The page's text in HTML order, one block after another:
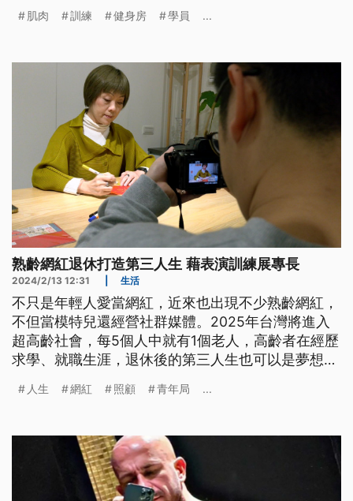
避免運動傷害？
肌肉 訓練 健身房 學員 ...
熟齡網紅退休打造第三人生 藉表演訓練展專長
2024/2/13 12:31 生活
不只是年輕人愛當網紅，近來也出現不少熟齡網紅，
不但當模特兒還經營社群媒體。2025年台灣將進入
超高齡社會，每5個人中就有1個老人，高齡者在經歷
求學、就職生涯，退休後的第三人生也可以是夢想的
人生 網紅 照顧 青年局 ...